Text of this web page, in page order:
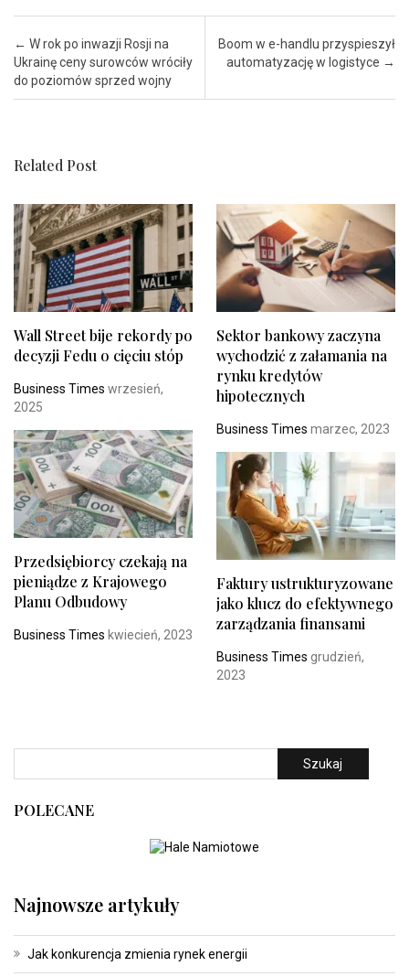
Post navigation
← W rok po inwazji Rosji na
Ukrainę ceny surowców wróciły
do poziomów sprzed wojny
Boom w e-handlu przyspieszył
automatyzację w logistyce →
Related Post
Wall Street bije rekordy po
decyzji Fedu o cięciu stóp
Business Times wrzesień,
2025
Sektor bankowy zaczyna
wychodzić z załamania na
rynku kredytów
hipotecznych
Business Times marzec, 2023
Przedsiębiorcy czekają na
pieniądze z Krajowego
Planu Odbudowy
Business Times kwiecień, 2023
Faktury ustrukturyzowane
jako klucz do efektywnego
zarządzania finansami
Business Times grudzień,
2023
Szukaj
POLECANE
Najnowsze artykuły
Jak konkurencja zmienia rynek energii